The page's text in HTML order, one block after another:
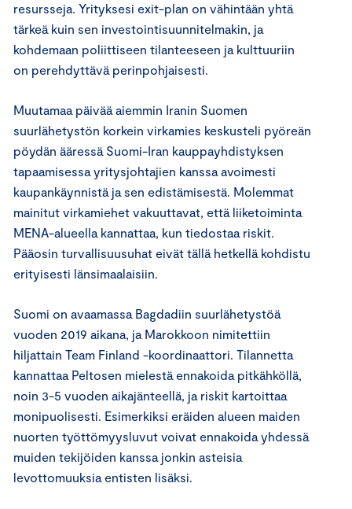
resursseja. Yrityksesi exit-plan on vähintään yhtä
tärkeä kuin sen investointisuunnitelmakin, ja
kohdemaan poliittiseen tilanteeseen ja kulttuuriin
on perehdyttävä perinpohjaisesti.
Muutamaa päivää aiemmin Iranin Suomen
suurlähetystön korkein virkamies keskusteli pyöreän
pöydän ääressä Suomi-Iran kauppayhdistyksen
tapaamisessa yritysjohtajien kanssa avoimesti
kaupankäynnistä ja sen edistämisestä. Molemmat
mainitut virkamiehet vakuuttavat, että liiketoiminta
MENA-alueella kannattaa, kun tiedostaa riskit.
Pääosin turvallisuusuhat eivät tällä hetkellä kohdistu
erityisesti länsimaalaisiin.
Suomi on avaamassa Bagdadiin suurlähetystöä
vuoden 2019 aikana, ja Marokkoon nimitettiin
hiljattain Team Finland -koordinaattori. Tilannetta
kannattaa Peltosen mielestä ennakoida pitkähköllä,
noin 3-5 vuoden aikajänteellä, ja riskit kartoittaa
monipuolisesti. Esimerkiksi eräiden alueen maiden
nuorten työttömyysluvut voivat ennakoida yhdessä
muiden tekijöiden kanssa jonkin asteisia
levottomuuksia entisten lisäksi.